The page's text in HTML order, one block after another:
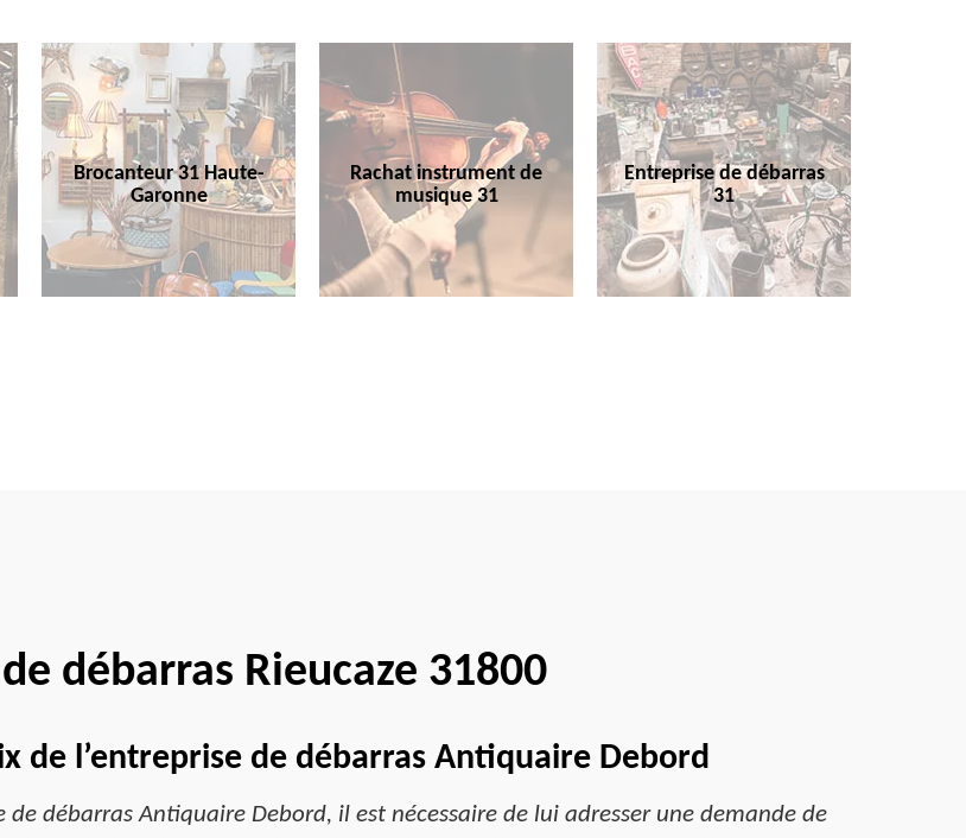
Brocanteur 31 Haute-
Garonne
Rachat instrument de
musique 31
Entreprise de débarras
31
débarras Rieucaze 31800
de l’entreprise de débarras Antiquaire Debord
débarras Antiquaire Debord, il est nécessaire de lui adresser une demande de